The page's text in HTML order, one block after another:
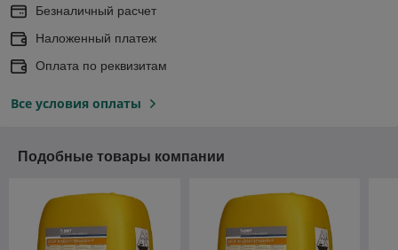
Безналичный расчет
Наложенный платеж
Оплата по реквизитам
Все условия оплаты
Подобные товары компании